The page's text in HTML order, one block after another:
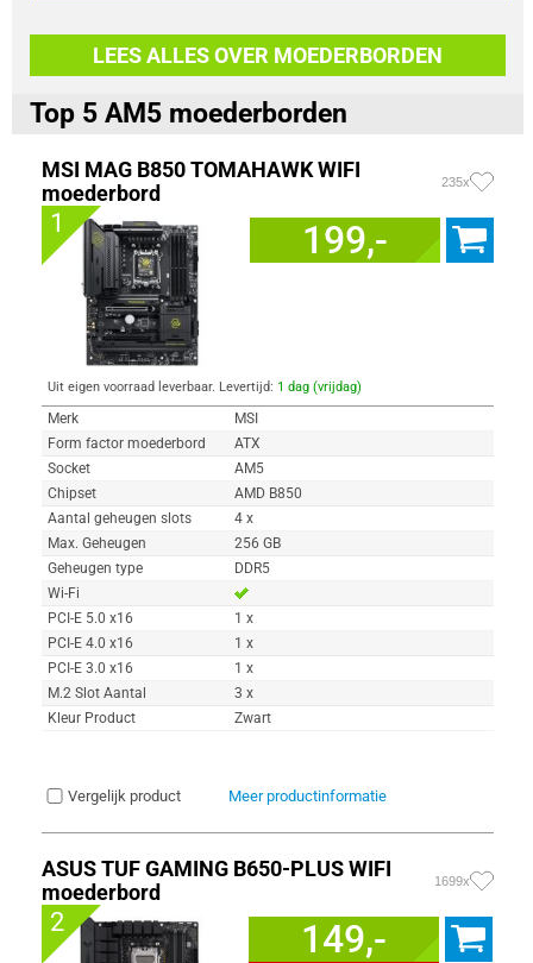
LEES ALLES OVER MOEDERBORDEN
Top 5 AM5 moederborden
MSI MAG B850 TOMAHAWK WIFI
moederbord
235x
1 199,-
Uit eigen voorraad leverbaar. Levertijd: 1 dag (vrijdag)
Merk
MSI
Form factor moederbord
ATX
Socket
AM5
Chipset
AMD B850
Aantal geheugen slots
4 x
Max. Geheugen
256 GB
Geheugen type
DDR5
Wi-Fi
PCI-E 5.0 x16
1 x
PCI-E 4.0 x16
1 x
PCI-E 3.0 x16
1 x
M.2 Slot Aantal
3 x
Kleur Product
Zwart
Vergelijk product Meer productinformatie
ASUS TUF GAMING B650-PLUS WIFI
moederbord
1699x
2 149,-